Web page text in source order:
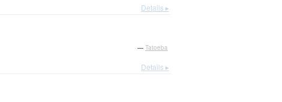
Details ▸
— Tatoeba
Details ▸